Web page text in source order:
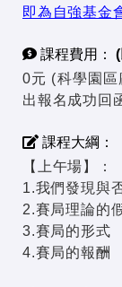
即為自強基金
課程費用：
0元 (科學園區
出報名成功回
課程大綱：
【上午場】：
1.我們發現與
2.賽局理論的
3.賽局的形式
4.賽局的報酬